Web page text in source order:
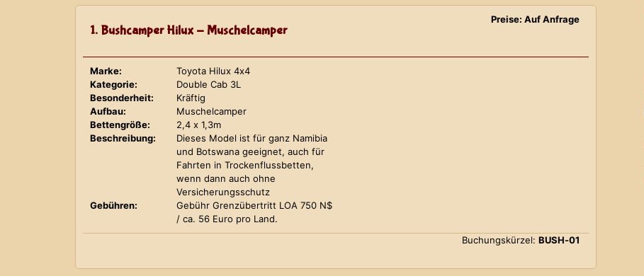
1. Bushcamper Hilux - Muschelcamper
Preise: Auf Anfrage
Marke:
Toyota Hilux 4x4
Kategorie:
Double Cab 3L
Besonderheit:
Kräftig
Aufbau:
Muschelcamper
Bettengröße:
2,4 x 1,3m
Beschreibung:
Dieses Model ist für ganz Namibia
und Botswana geeignet, auch für
Fahrten in Trockenflussbetten,
wenn dann auch ohne
Versicherungsschutz
Gebühren:
Gebühr Grenzübertritt LOA 750 N$
/ ca. 56 Euro pro Land.
Buchungskürzel: BUSH-01